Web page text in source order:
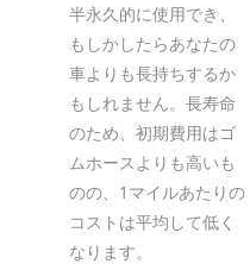
半永久的に使用でき、
もしかしたらあなたの
車よりも長持ちするか
もしれません。長寿命
のため、初期費用はゴ
ムホースよりも高いも
のの、1マイルあたりの
コストは平均して低く
なります。